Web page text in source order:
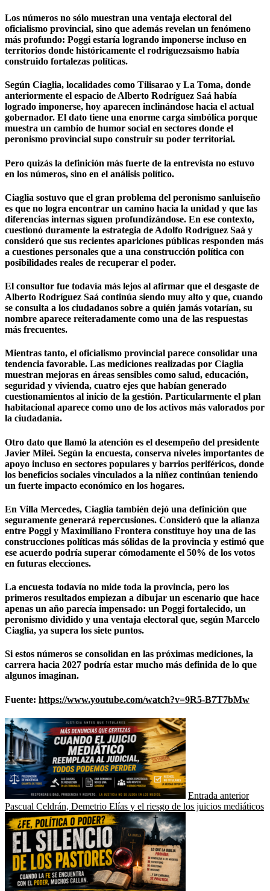
Los números no sólo muestran una ventaja electoral del
oficialismo provincial, sino que además revelan un fenómeno
más profundo: Poggi estaría logrando imponerse incluso en
territorios donde históricamente el rodriguezsaismo había
construido fortalezas políticas.
Según Ciaglia, localidades como Tilisarao y La Toma, donde
anteriormente el espacio de Alberto Rodríguez Saá había
logrado imponerse, hoy aparecen inclinándose hacia el actual
gobernador. El dato tiene una enorme carga simbólica porque
muestra un cambio de humor social en sectores donde el
peronismo provincial supo construir su poder territorial.
Pero quizás la definición más fuerte de la entrevista no estuvo
en los números, sino en el análisis político.
Ciaglia sostuvo que el gran problema del peronismo sanluiseño
es que no logra encontrar un camino hacia la unidad y que las
diferencias internas siguen profundizándose. En ese contexto,
cuestionó duramente la estrategia de Adolfo Rodríguez Saá y
consideró que sus recientes apariciones públicas responden más
a cuestiones personales que a una construcción política con
posibilidades reales de recuperar el poder.
El consultor fue todavía más lejos al afirmar que el desgaste de
Alberto Rodríguez Saá continúa siendo muy alto y que, cuando
se consulta a los ciudadanos sobre a quién jamás votarían, su
nombre aparece reiteradamente como una de las respuestas
más frecuentes.
Mientras tanto, el oficialismo provincial parece consolidar una
tendencia favorable. Las mediciones realizadas por Ciaglia
muestran mejoras en áreas sensibles como salud, educación,
seguridad y vivienda, cuatro ejes que habían generado
cuestionamientos al inicio de la gestión. Particularmente el plan
habitacional aparece como uno de los activos más valorados por
la ciudadanía.
Otro dato que llamó la atención es el desempeño del presidente
Javier Milei. Según la encuesta, conserva niveles importantes de
apoyo incluso en sectores populares y barrios periféricos, donde
los beneficios sociales vinculados a la niñez continúan teniendo
un fuerte impacto económico en los hogares.
En Villa Mercedes, Ciaglia también dejó una definición que
seguramente generará repercusiones. Consideró que la alianza
entre Poggi y Maximiliano Frontera constituye hoy una de las
construcciones políticas más sólidas de la provincia y estimó que
ese acuerdo podría superar cómodamente el 50% de los votos
en futuras elecciones.
La encuesta todavía no mide toda la provincia, pero los
primeros resultados empiezan a dibujar un escenario que hace
apenas un año parecía impensado: un Poggi fortalecido, un
peronismo dividido y una ventaja electoral que, según Marcelo
Ciaglia, ya supera los siete puntos.
Si estos números se consolidan en las próximas mediciones, la
carrera hacia 2027 podría estar mucho más definida de lo que
algunos imaginan.
Fuente: https://www.youtube.com/watch?v=9R5-B7T7bMw
Entrada anterior
Pascual Celdrán, Demetrio Elías y el riesgo de los juicios mediáticos